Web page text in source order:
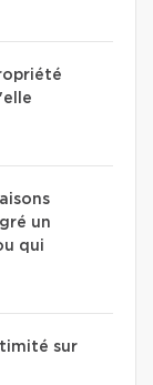
un
qui
sur